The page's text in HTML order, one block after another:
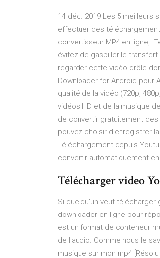
14 déc. 2019 Les 5 meilleurs
effectuer des
convertisseur MP4 en ligne,
évitez de gaspiller le
regarder cette vidéo drôle
Downloader for Android pour
qualité de la vidéo (720p,
vidéos HD et de la musique
de convertir gratuitement
pouvez choisir d'enregistrer la
Téléchargement depuis
convertir automatiquement
Télécharger video
Si quelqu'un veut
downloader en ligne pour
est un format de conteneur
de l'audio. Comme nous le
musique sur mon mp4 [Résolu